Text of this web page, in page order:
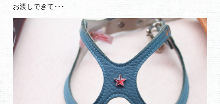
お渡しできて･･･